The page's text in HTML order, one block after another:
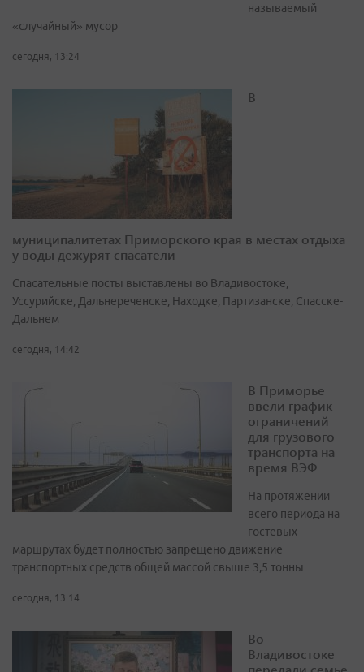
называемый
«случайный» мусор
сегодня, 13:24
В
муниципалитетах Приморского края в местах отдыха
у воды дежурят спасатели
Спасательные посты выставлены во Владивостоке,
Уссурийске, Дальнереченске, Находке, Партизанске, Спасске-
Дальнем
сегодня, 14:42
В Приморье
ввели график
ограничений
для грузового
транспорта на
время ВЭФ
На протяжении
всего периода на
гостевых
маршрутах будет полностью запрещено движение
транспортных средств общей массой свыше 3,5 тонны
сегодня, 13:14
Во
Владивостоке